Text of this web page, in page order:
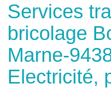
Services
bricolage
Marne-
Electricité,